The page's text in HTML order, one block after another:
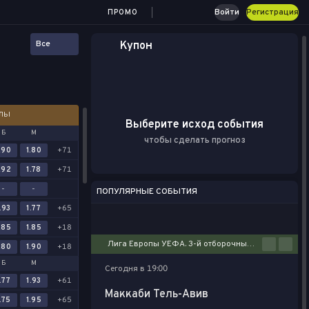
ПРОМО Войти Регистрация
Все
Б М
1.80
+71
1.78
+71
-
-
1.77
+65
1.85
+18
1.90 +18
Б М
1.93
+61
1.95
+65
Купон
Выберите исход события
чтобы сделать прогноз
ПОПУЛЯРНЫЕ СОБЫТИЯ
Лига Европы УЕФА. 3-й отборочный этап. Первые матчи
Сегодня в 19:00
Маккаби Тель-Авив